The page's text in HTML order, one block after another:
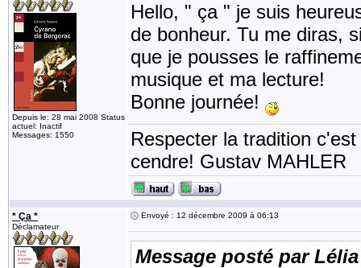
Depuis le: 28 mai 2008 Status
actuel: Inactif
Messages: 1550
Hello, " ça " je suis
de bonheur. Tu me diras,
que je pousses le
musique et ma lecture!
Bonne journée!
Respecter la tradition
cendre! Gustav MAHLER
* Ça *
Déclamateur
Envoyé : 12 décembre 2009 à 06:13
Message posté par Lélia